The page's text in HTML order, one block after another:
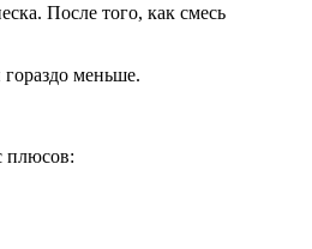
После того, как смесь
гораздо меньше.
плюсов: